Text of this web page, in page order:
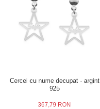
Lanturi
Bratari
Cercei cu nume decupat - argint
925
367,79 RON